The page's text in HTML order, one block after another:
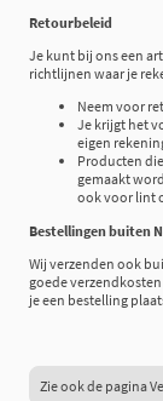
Retourbeleid
Je kunt bij ons een
richtlijnen waar je
Neem voor
Je krijgt het
eigen
Producten
gemaakt
ook voor lint
Bestellingen buiten
Wij verzenden ook
goede
je een bestelling
Zie ook de pagina